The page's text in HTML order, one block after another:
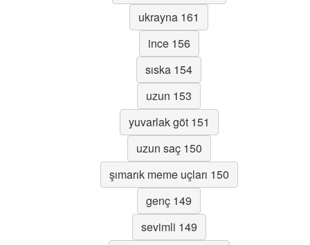
ukrayna 161
ince 156
sıska 154
uzun 153
yuvarlak göt 151
uzun saç 150
şımarık meme uçları 150
genç 149
sevimli 149